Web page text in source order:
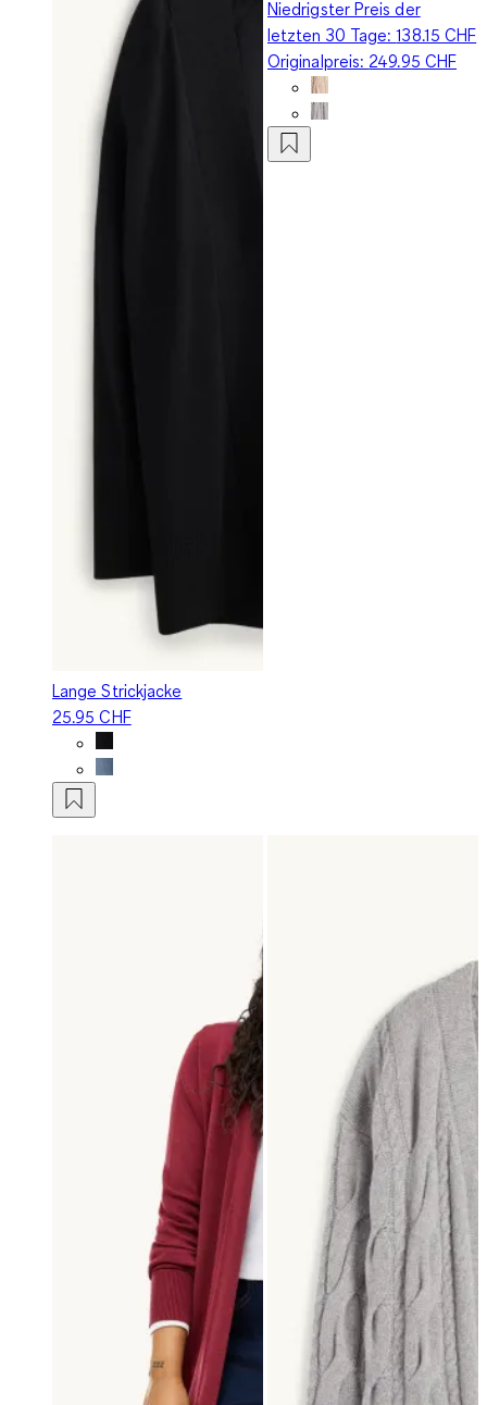
Lange Strickjacke
25.95 CHF
Niedrigster Preis der
letzten 30 Tage:138.15 CHF
Originalpreis: 249.95 CHF